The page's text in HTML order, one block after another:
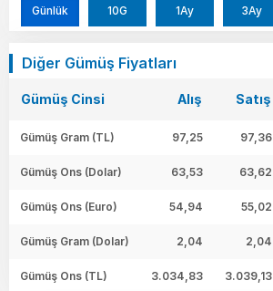
Günlük 10G 1Ay 3Ay
Diğer Gümüş Fiyatları
Gümüş Cinsi Alış Satış
Gümüş Gram (TL) 97,25 97,36
Gümüş Ons (Dolar) 63,53 63,62
Gümüş Ons (Euro) 54,94 55,02
Gümüş Gram (Dolar) 2,04 2,04
Gümüş Ons (TL) 3.034,83 3.039,13